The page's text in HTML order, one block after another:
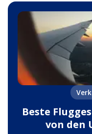
Beste
von den